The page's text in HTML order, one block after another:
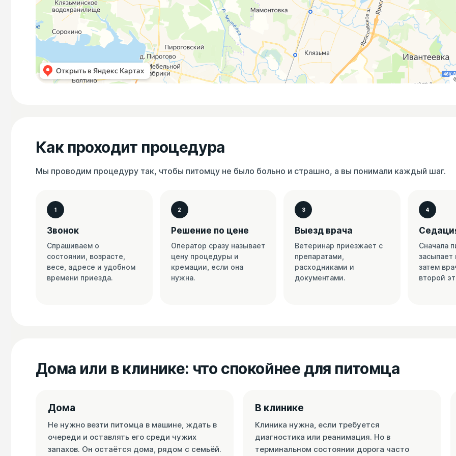
Как проходит процедура
Мы проводим процедуру так, чтобы питомцу не было больно и страшно, а вы понимали каждый шаг.
1
Звонок
Спрашиваем о
состоянии, возрасте,
весе, адресе и удобном
времени приезда.
2
Решение по цене
Оператор сразу называет
цену процедуры и
кремации, если она
нужна.
3
Выезд врача
Ветеринар приезжает с
препаратами,
расходниками и
документами.
4
Сначала
засыпает
затем
второй
Дома или в клинике: что спокойнее для питомца
Дома
Не нужно везти питомца в машине, ждать в
очереди и оставлять его среди чужих
запахов. Он остаётся дома, рядом с семьёй.
В клинике
Клиника нужна, если требуется
диагностика или реанимация. Но в
терминальном состоянии дорога часто